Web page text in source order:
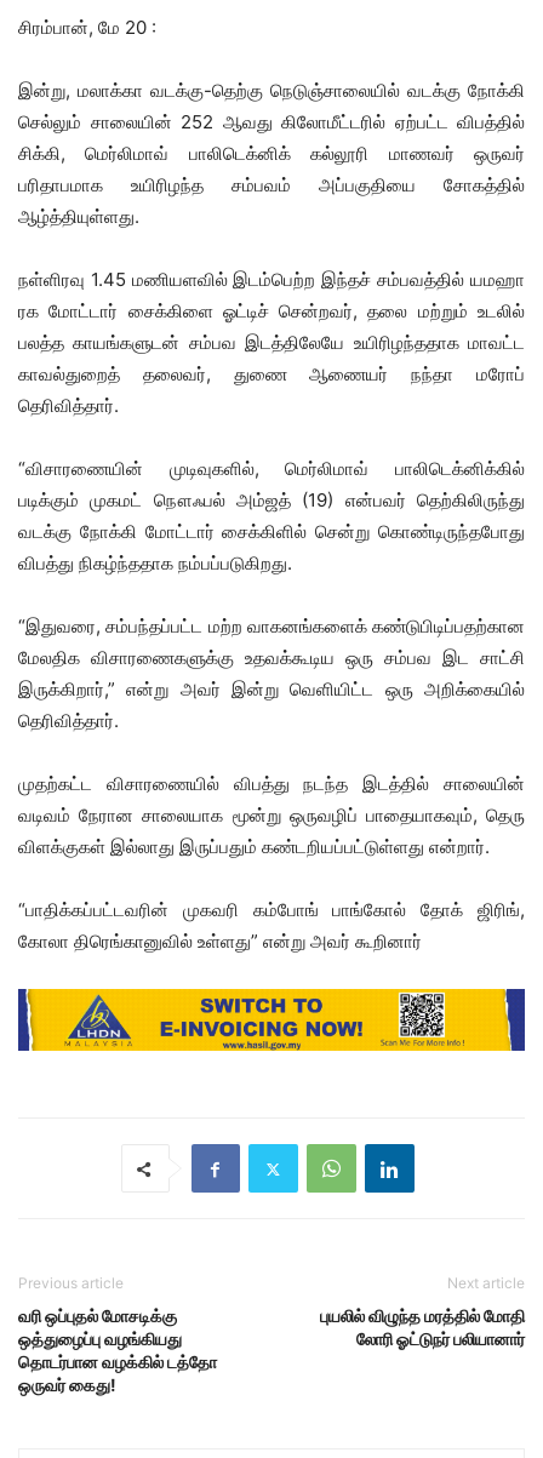
சிரம்பான், மே 20 :
இன்று, மலாக்கா வடக்கு-தெற்கு நெடுஞ்சாலையில் வடக்கு நோக்கி
செல்லும் சாலையின் 252 ஆவது கிலோமீட்டரில் ஏற்பட்ட விபத்தில்
சிக்கி, மெர்லிமாவ் பாலிடெக்னிக் கல்லூரி மாணவர் ஒருவர்
பரிதாபமாக உயிரிழந்த சம்பவம் அப்பகுதியை சோகத்தில்
ஆழ்த்தியுள்ளது.
நள்ளிரவு 1.45 மணியளவில் இடம்பெற்ற இந்தச் சம்பவத்தில் யமஹா
ரக மோட்டார் சைக்கிளை ஓட்டிச் சென்றவர், தலை மற்றும் உடலில்
பலத்த காயங்களுடன் சம்பவ இடத்திலேயே உயிரிழந்ததாக மாவட்ட
காவல்துறைத் தலைவர், துணை ஆணையர் நந்தா மரோப்
தெரிவித்தார்.
“விசாரணையின் முடிவுகளில், மெர்லிமாவ் பாலிடெக்னிக்கில்
படிக்கும் முகமட் நௌஃபல் அம்ஜத் (19) என்பவர் தெற்கிலிருந்து
வடக்கு நோக்கி மோட்டார் சைக்கிளில் சென்று கொண்டிருந்தபோது
விபத்து நிகழ்ந்ததாக நம்பப்படுகிறது.
“இதுவரை, சம்பந்தப்பட்ட மற்ற வாகனங்களைக் கண்டுபிடிப்பதற்கான
மேலதிக விசாரணைகளுக்கு உதவக்கூடிய ஒரு சம்பவ இட சாட்சி
இருக்கிறார்,” என்று அவர் இன்று வெளியிட்ட ஒரு அறிக்கையில்
தெரிவித்தார்.
முதற்கட்ட விசாரணையில் விபத்து நடந்த இடத்தில் சாலையின்
வடிவம் நேரான சாலையாக மூன்று ஒருவழிப் பாதையாகவும், தெரு
விளக்குகள் இல்லாது இருப்பதும் கண்டறியப்பட்டுள்ளது என்றார்.
“பாதிக்கப்பட்டவரின் முகவரி கம்போங் பாங்கோல் தோக் ஜிரிங்,
கோலா திரெங்கானுவில் உள்ளது” என்று அவர் கூறினார்
Previous article
வரி ஒப்புதல் மோசடிக்கு
ஒத்துழைப்பு வழங்கியது
தொடர்பான வழக்கில் டத்தோ
ஒருவர் கைது!
Next article
புயலில் விழுந்த மரத்தில் மோதி
லோரி ஓட்டுநர் பலியானார்